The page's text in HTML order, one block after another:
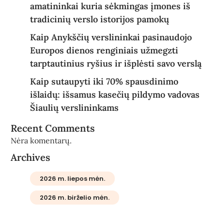
amatininkai kuria sėkmingas įmones iš
tradicinių verslo istorijos pamokų
Kaip Anykščių verslininkai pasinaudojo
Europos dienos renginiais užmegzti
tarptautinius ryšius ir išplėsti savo verslą
Kaip sutaupyti iki 70% spausdinimo
išlaidų: išsamus kasečių pildymo vadovas
Šiaulių verslininkams
Recent Comments
Nėra komentarų.
Archives
2026 m. liepos mėn.
2026 m. birželio mėn.